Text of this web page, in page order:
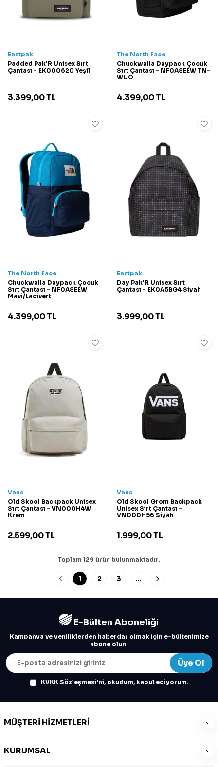
Eastpak
Padded Pak'R Unisex Sırt
Çantası - EK000620 Yeşil
3.399,00TL
The North Face
Chuckwalla Daypack Çocuk
Sırt Çantası - NF0A8EEW TN-
WUO
4.399,00TL
The North Face
Chuckwalla Daypack Çocuk
Sırt Çantası - NF0A8EEW
Mavi/Lacivert
4.399,00TL
Eastpak
Day Pak'R Unisex Sırt
Çantası - EK0A5BG4 Siyah
3.999,00TL
Vans
Old Skool Backpack Unisex
Sırt Çantası - VN000H4W
Krem
2.599,00TL
Vans
Old Skool Grom Backpack
Unisex Sırt Çantası -
VN000H56 Siyah
1.999,00TL
Toplam 129 ürün bulunmaktadır.
1 2 3 …
E-Bülten Aboneliği
Kampanya ve yeniliklerden haberdar olmak için e-bültenimize
abone olun!
Üye Ol
KVKK Sözleşmesi'ni, okudum, kabul ediyorum.
MÜŞTERI HIZMETLERI
KURUMSAL